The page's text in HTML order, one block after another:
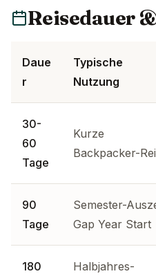
Reisedauer
Daue
r
Typische
Nutzung
30-
60
Tage
Kurze
Backpacker-
90
Tage
Semester-
Gap Year Start
180
Halbjahres-